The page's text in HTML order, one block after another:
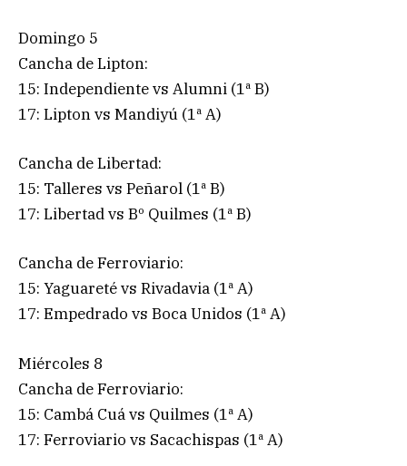
Domingo 5
Cancha de Lipton:
15: Independiente vs Alumni (1ª B)
17: Lipton vs Mandiyú (1ª A)
Cancha de Libertad:
15: Talleres vs Peñarol (1ª B)
17: Libertad vs Bº Quilmes (1ª B)
Cancha de Ferroviario:
15: Yaguareté vs Rivadavia (1ª A)
17: Empedrado vs Boca Unidos (1ª A)
Miércoles 8
Cancha de Ferroviario:
15: Cambá Cuá vs Quilmes (1ª A)
17: Ferroviario vs Sacachispas (1ª A)